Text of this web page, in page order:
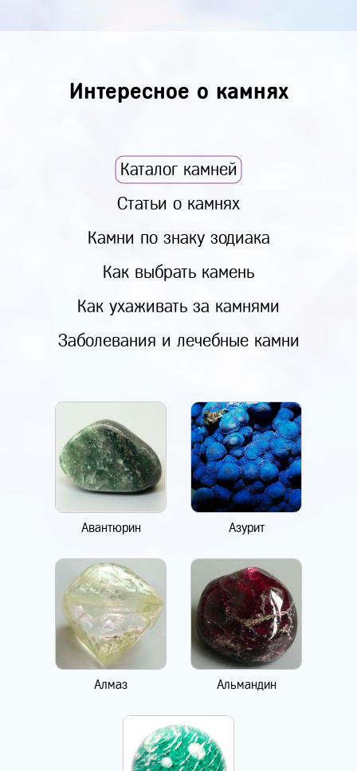
Интересное о камнях
Каталог камней
Статьи о камнях
Камни по знаку зодиака
Как выбрать камень
Как ухаживать за камнями
Заболевания и лечебные камни
Авантюрин Азурит
Алмаз Альмандин